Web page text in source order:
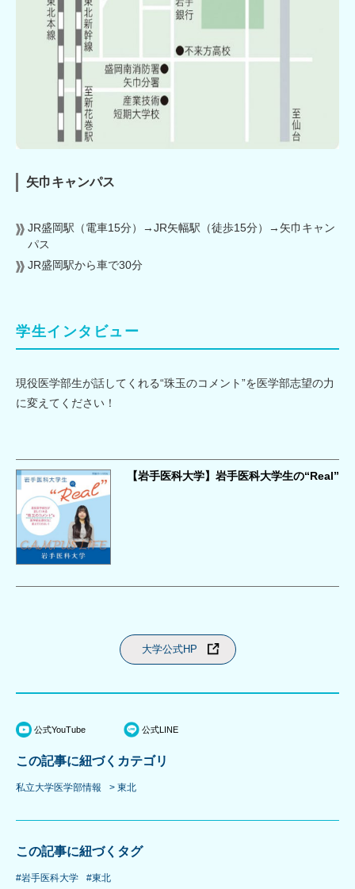
矢巾キャンパス
JR盛岡駅（電車15分）→JR矢幅駅（徒歩15分）→矢巾キャン
パス
JR盛岡駅から車で30分
学生インタビュー
現役医学部生が話してくれる“珠玉のコメント”を医学部志望の力
に変えてください！
【岩手医科大学】岩手医科大学生の“Real”
大学公式HP
公式YouTube 公式LINE
この記事に紐づくカテゴリ
私立大学医学部情報 > 東北
この記事に紐づくタグ
#岩手医科大学 #東北